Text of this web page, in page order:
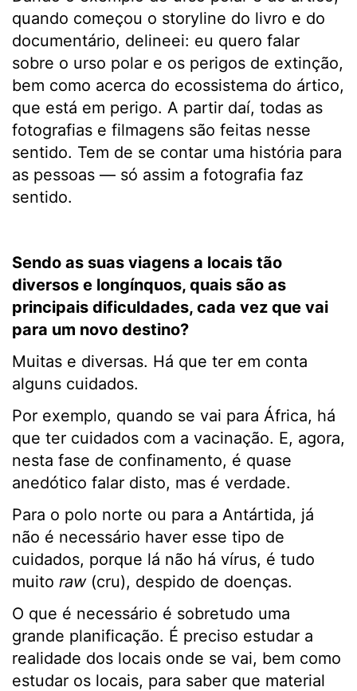
quando começou o storyline do livro e do
documentário, delineei: eu quero falar
sobre o urso polar e os perigos de extinção,
bem como acerca do ecossistema do ártico,
que está em perigo. A partir daí, todas as
fotografias e filmagens são feitas nesse
sentido. Tem de se contar uma história para
as pessoas — só assim a fotografia faz
sentido.
Sendo as suas viagens a locais tão
diversos e longínquos, quais são as
principais dificuldades, cada vez que vai
para um novo destino?
Muitas e diversas. Há que ter em conta
alguns cuidados.
Por exemplo, quando se vai para África, há
que ter cuidados com a vacinação. E, agora,
nesta fase de confinamento, é quase
anedótico falar disto, mas é verdade.
Para o polo norte ou para a Antártida, já
não é necessário haver esse tipo de
cuidados, porque lá não há vírus, é tudo
muito raw(cru), despido de doenças.
O que é necessário é sobretudo uma
grande planificação. É preciso estudar a
realidade dos locais onde se vai, bem como
estudar os locais, para saber que material